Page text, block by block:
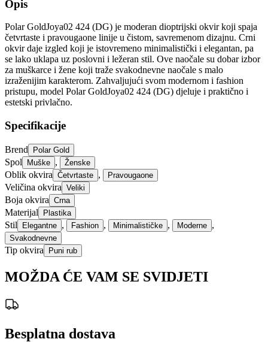
Opis
Polar GoldJoya02 424 (DG) je moderan dioptrijski okvir koji spaja
četvrtaste i pravougaone linije u čistom, savremenom dizajnu. Crni
okvir daje izgled koji je istovremeno minimalistički i elegantan, pa
se lako uklapa uz poslovni i ležeran stil. Ove naočale su dobar izbor
za muškarce i žene koji traže svakodnevne naočale s malo
izraženijim karakterom. Zahvaljujući svom modernom i fashion
pristupu, model Polar GoldJoya02 424 (DG) djeluje i praktično i
estetski privlačno.
Specifikacije
Brend Polar Gold
Spol Muške , Ženske
Oblik okvira Četvrtaste , Pravougaone
Veličina okvira Veliki
Boja okvira Crna
Materijal Plastika
Stil Elegantne , Fashion , Minimalističke , Moderne ,
Svakodnevne
Tip okvira Puni rub
MOŽDA ĆE VAM SE SVIDJETI
Besplatna dostava